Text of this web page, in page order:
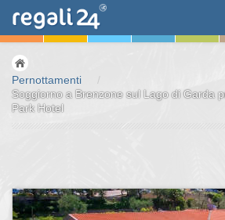
Pernottamenti
/
Soggiorno a Brenzone sul Lago di Garda
Park Hotel